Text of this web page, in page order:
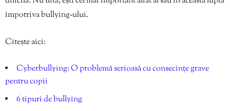
împotriva bullying-ului.
Citește aici:
Cyberbullying: O problemă serioasă cu consecințe grave
pentru copii
6 tipuri de bullying